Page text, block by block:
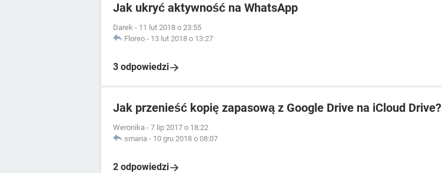
Jak ukryć aktywność na WhatsApp
Darek - 11 lut 2018 o 23:55
Floreo - 13 lut 2018 o 13:27
3 odpowiedzi
Jak przenieść kopię zapasową z Google Drive na iCloud Drive?
Weronika - 7 lip 2017 o 18:22
smaria - 10 gru 2018 o 08:07
2 odpowiedzi